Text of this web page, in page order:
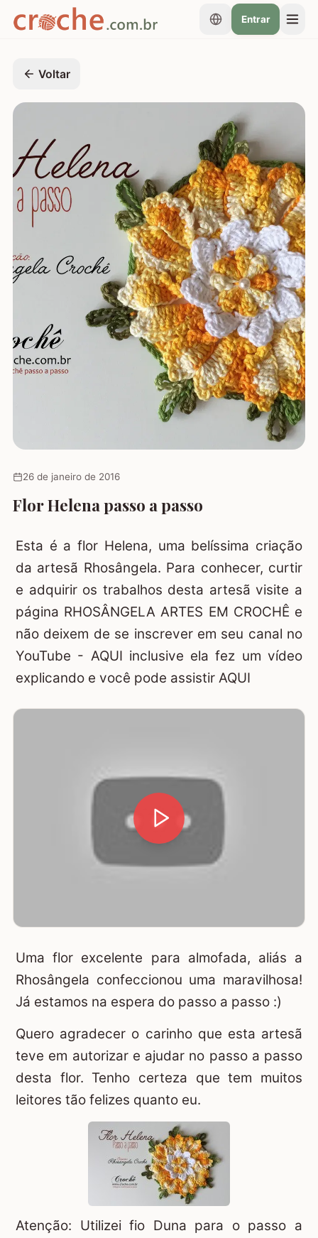
Entrar
Voltar
26 de janeiro de 2016
Flor Helena passo a passo
Esta é a flor Helena, uma belíssima criação
da artesã Rhosângela. Para conhecer, curtir
e adquirir os trabalhos desta artesã visite a
página RHOSÂNGELA ARTES EM CROCHÊ e
não deixem de se inscrever em seu canal no
YouTube - AQUI inclusive ela fez um vídeo
explicando e você pode assistir AQUI
Uma flor excelente para almofada, aliás a
Rhosângela confeccionou uma maravilhosa!
Já estamos na espera do passo a passo :)
Quero agradecer o carinho que esta artesã
teve em autorizar e ajudar no passo a passo
desta flor. Tenho certeza que tem muitos
leitores tão felizes quanto eu.
Atenção: Utilizei fio Duna para o passo a